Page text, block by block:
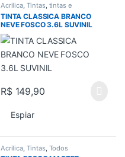
Acrilica, Tintas, tintas e
acessorios , Todos
TINTA CLASSICA BRANCO
NEVE FOSCO 3.6L SUVINIL
R$149,90
Espiar
Acrilica, Tintas, Todos